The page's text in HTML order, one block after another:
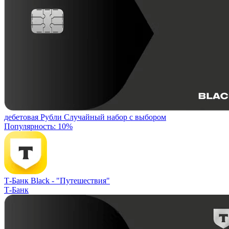
дебетовая Рубли Случайный набор с выбором
Популярность: 10%
Т-Банк Black - "Путешествия"
Т-Банк